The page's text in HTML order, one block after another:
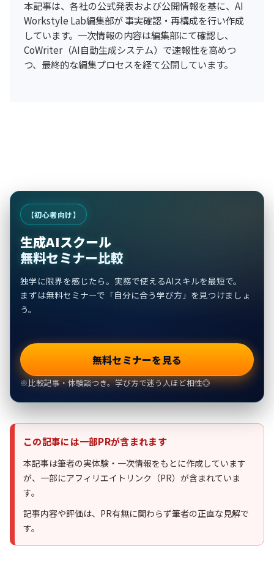
本記事は、各社の公式発表および公開情報を基に、AI
Workstyle Lab編集部が 事実確認・再構成を行い作成
しています。一次情報の内容は編集部にて確認し、
CoWriter（AI自動生成システム）で速報性を高めつ
つ、最終的な編集プロセスを経て公開しています。
【初心者向け】
生成AIスクール
無料セミナー比較
独学に限界を感じたら。実務で使えるAIスキルを最短で。
まずは無料セミナーで「自分に合う学び方」を見つけましょ
う。
無料セミナーを見る
※比較記事・体験談つき。学び方で迷う人ほど相性◎
この記事には一部PRが含まれます
本記事は筆者の実体験・一次情報をもとに作成しています
が、一部にアフィリエイトリンク（PR）が含まれていま
す。
記事内容や評価は、PR有無に関わらず筆者の正直な見解で
す。